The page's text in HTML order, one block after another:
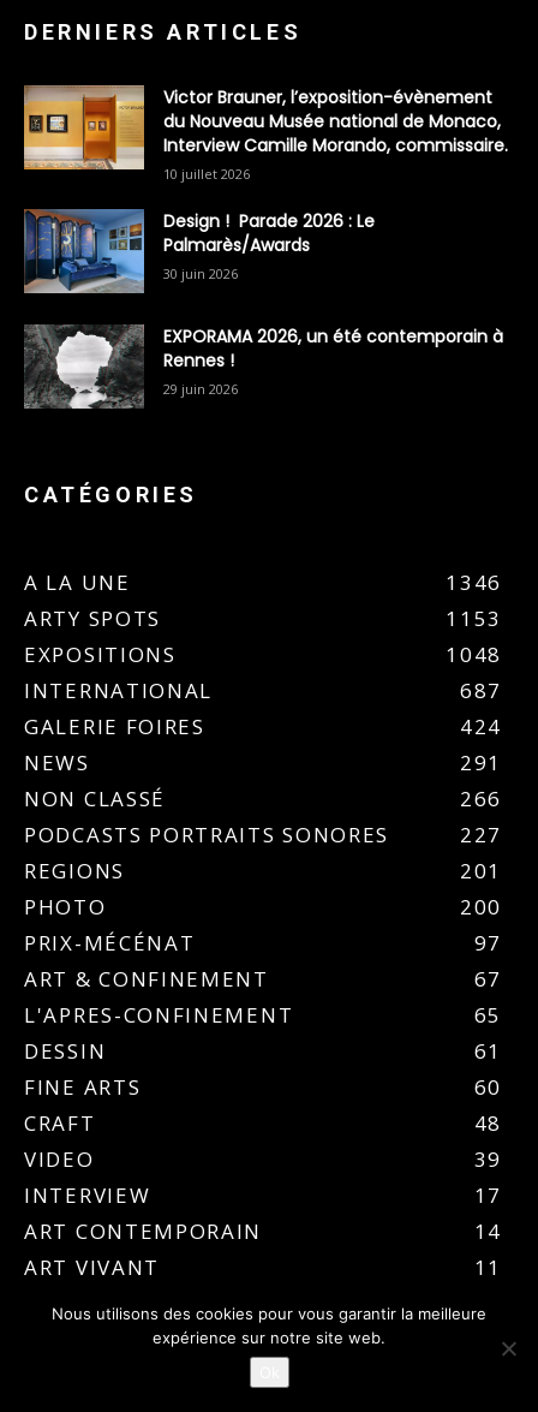
DERNIERS ARTICLES
Victor Brauner, l’exposition-évènement
du Nouveau Musée national de Monaco,
Interview Camille Morando, commissaire.
10 juillet 2026
Design ! Parade 2026 : Le
Palmarès/Awards
30 juin 2026
EXPORAMA 2026, un été contemporain à
Rennes !
29 juin 2026
CATÉGORIES
A LA UNE
1346
ARTY SPOTS
1153
EXPOSITIONS
1048
INTERNATIONAL
687
GALERIE FOIRES
424
NEWS
291
NON CLASSÉ
266
PODCASTS PORTRAITS SONORES
227
REGIONS
201
PHOTO
200
PRIX-MÉCÉNAT
97
ART & CONFINEMENT
67
L'APRES-CONFINEMENT
65
DESSIN
61
FINE ARTS
60
CRAFT
48
VIDEO
39
INTERVIEW
17
ART CONTEMPORAIN
14
ART VIVANT
11
ARCHITECTURE
10
Nous utilisons des cookies pour vous garantir la meilleure
expérience sur notre site web.